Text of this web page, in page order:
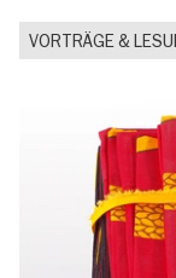
VORTRÄGE &